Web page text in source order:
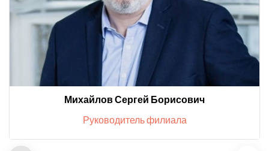
Михайлов Сергей Борисович
Руководитель филиала